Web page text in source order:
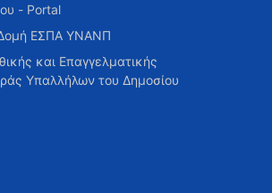
- Portal
Δομή ΕΣΠΑ ΥΝΑΝΠ
και Επαγγελματικής
Υπαλλήλων του Δημοσίου